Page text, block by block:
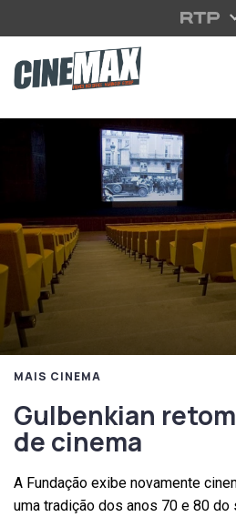
Saltar para o conteúdo principal
MAIS CINEMA
Gulbenkian
de cinema
A Fundação exibe novamente
uma tradição dos anos 70 e 80 do